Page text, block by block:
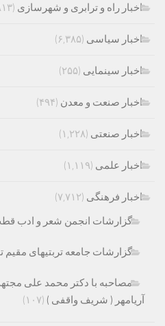
اخبار راه و ترابری و شهرسازی (۸۱۳)
اخبار سیاسی (۶,۳۸۵)
اخبار سینمایی (۲۵۵)
اخبار صنعت و معدن (۴۹۴)
اخبار صنعتی (۱,۲۲۸)
اخبار علمی (۱,۱۱۹)
اخبار فرهنگی (۷,۷۱۲)
گزارشات انجمن شعر و ادب
گزارشات جامعه تربتیهای مقیم
مصاحبه با دکتر محمد علی
آریامهر ( شریف واقفی ) (۱۰۷)